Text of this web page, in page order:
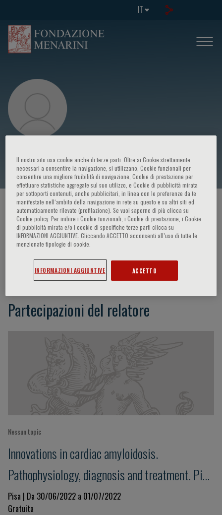
IT
Angela Dispenzieri
HOME PAGE / CORSI ED EVENTI / RELATORE
Angela Dispenzieri
Partecipazioni del relatore
Nessun topic
Innovations in cardiac amyloidosis.
Pathophysiology, diagnosis and treatment. Pisa
Amyloid 2022
Pisa | Da 30/06/2022 a 01/07/2022
Gratuita
Il nostro sito usa cookie anche di terze parti. Oltre ai Cookie strettamente
necessari a consentire la navigazione, si utilizzano, Cookie funzionali per
consentire una migliore fruibilità di navigazione, Cookie di prestazione per
effettuare statistiche aggregate sul suo utilizzo, e Cookie di pubblicità mirata
per sottoporti contenuti, anche pubblicitari, in linea con le preferenze da te
manifestate nell‘ambito della navigazione in rete su questo e su altri siti ed
automaticamente rilevate (profilazione). Se vuoi saperne di più clicca su
Cookie policy. Per inibire i Cookie funzionali, i Cookie di prestazione, i Cookie
di pubblicità mirata e/o i cookie di specifiche terze parti clicca su
INFORMAZIONI AGGIUNTIVE. Cliccando ACCETTO acconsenti all’uso di tutte le
menzionate tipologie di cookie.
INFORMAZIONI AGGIUNTIVE ACCETTO